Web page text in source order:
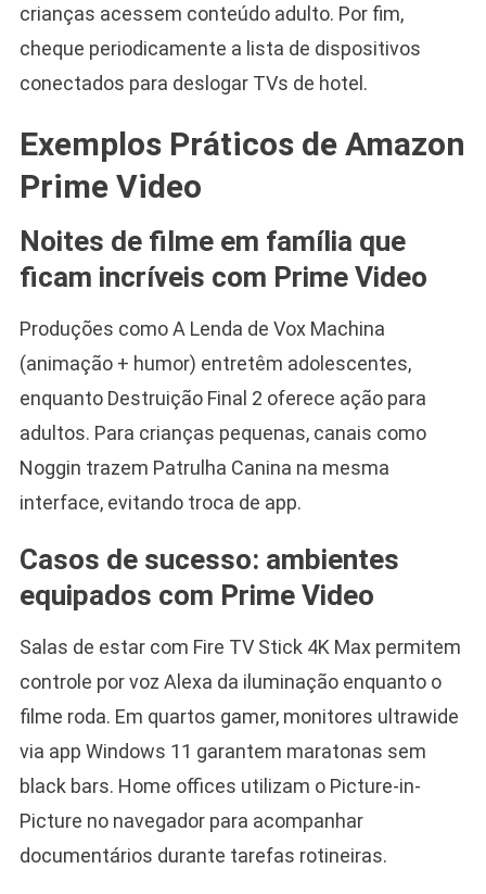
crianças acessem conteúdo adulto. Por fim,
cheque periodicamente a lista de dispositivos
conectados para deslogar TVs de hotel.
Exemplos Práticos de Amazon
Prime Video
Noites de filme em família que
ficam incríveis com Prime Video
Produções como A Lenda de Vox Machina
(animação + humor) entretêm adolescentes,
enquanto Destruição Final 2 oferece ação para
adultos. Para crianças pequenas, canais como
Noggin trazem Patrulha Canina na mesma
interface, evitando troca de app.
Casos de sucesso: ambientes
equipados com Prime Video
Salas de estar com Fire TV Stick 4K Max permitem
controle por voz Alexa da iluminação enquanto o
filme roda. Em quartos gamer, monitores ultrawide
via app Windows 11 garantem maratonas sem
black bars. Home offices utilizam o Picture-in-
Picture no navegador para acompanhar
documentários durante tarefas rotineiras.